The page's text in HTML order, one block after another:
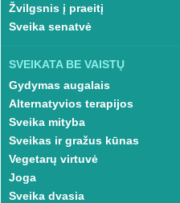
Žvilgsnis į praeitį
Sveika senatvė
SVEIKATA BE VAISTŲ
Gydymas augalais
Alternatyvios terapijos
Sveika mityba
Sveikas ir gražus kūnas
Vegetarų virtuvė
Joga
Sveika dvasia